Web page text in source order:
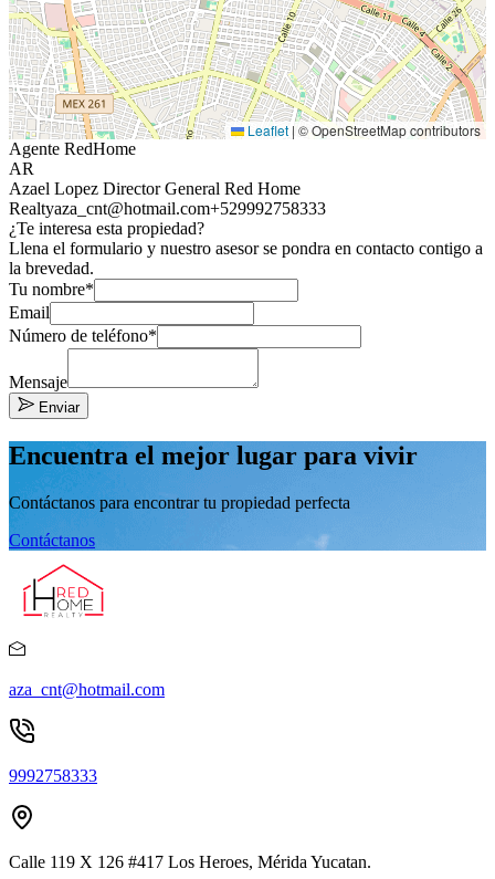
Leaflet | © OpenStreetMap contributors
Agente RedHome
AR
Azael Lopez Director General Red Home
Realtyaza_cnt@hotmail.com+529992758333
¿Te interesa esta propiedad?
Llena el formulario y nuestro asesor se pondra en contacto contigo a
la brevedad.
Tu nombre*
Email
Número de teléfono*
Mensaje
Enviar
Encuentra el mejor lugar para vivir
Contáctanos para encontrar tu propiedad perfecta
Contáctanos
aza_cnt@hotmail.com
9992758333
Calle 119 X 126 #417 Los Heroes, Mérida Yucatan.